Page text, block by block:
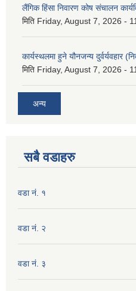
लैंगिक हिंसा निवारण कोष संचालन
मिति Friday, August 7, 2026 -
कार्यस्थलमा हुने यौनजन्य दुर्वर्यवहार
मिति Friday, August 7, 2026 -
अन्य
सबै वडाहरु
वडा नं. १
वडा नं. २
वडा नं. ३